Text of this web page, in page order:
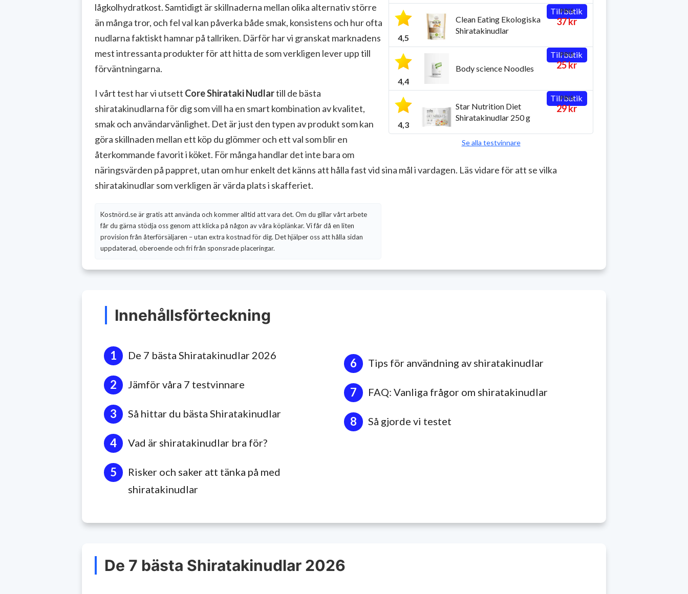
4,5
Clean Eating Ekologiska
Shiratakinudlar
PRIS
37 kr
Till butik
4,4
Body science Noodles
PRIS
25 kr
Till butik
4,3
Star Nutrition Diet
Shiratakinudlar 250 g
PRIS
29 kr
Till butik
Se alla testvinnare
lågkolhydratkost. Samtidigt är skillnaderna mellan olika alternativ större
än många tror, och fel val kan påverka både smak, konsistens och hur ofta
nudlarna faktiskt hamnar på tallriken. Därför har vi granskat marknadens
mest intressanta produkter för att hitta de som verkligen lever upp till
förväntningarna.
I vårt test har vi utsett Core Shirataki Nudlartill de bästa
shiratakinudlarna för dig som vill ha en smart kombination av kvalitet,
smak och användarvänlighet. Det är just den typen av produkt som kan
göra skillnaden mellan ett köp du glömmer och ett val som blir en
återkommande favorit i köket. För många handlar det inte bara om
näringsvärden på pappret, utan om hur enkelt det känns att hålla fast vid sina mål i vardagen. Läs vidare för att se vilka
shiratakinudlar som verkligen är värda plats i skafferiet.
Kostnörd.se är gratis att använda och kommer alltid att vara det. Om du gillar vårt arbete
får du gärna stödja oss genom att klicka på någon av våra köplänkar. Vi får då en liten
provision från återförsäljaren – utan extra kostnad för dig. Det hjälper oss att hålla sidan
uppdaterad, oberoende och fri från sponsrade placeringar.
Innehållsförteckning
De 7 bästa Shiratakinudlar 2026
Jämför våra 7 testvinnare
Så hittar du bästa Shiratakinudlar
Vad är shiratakinudlar bra för?
Risker och saker att tänka på med
shiratakinudlar
Tips för användning av shiratakinudlar
FAQ: Vanliga frågor om shiratakinudlar
Så gjorde vi testet
De 7 bästa Shiratakinudlar 2026